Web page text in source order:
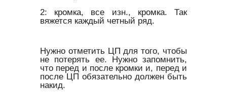
2: кромка, все изн., кромка. Так
вяжется каждый четный ряд.
Нужно отметить ЦП для того, чтобы
не потерять ее. Нужно запомнить,
что перед и после кромки и, перед и
после ЦП обязательно должен быть
накид.